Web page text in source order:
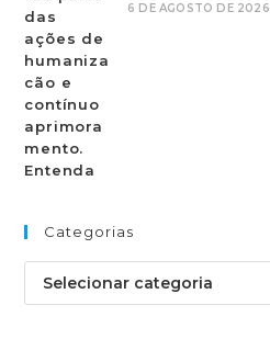
6 DE AGOSTO DE 2026
Categorias